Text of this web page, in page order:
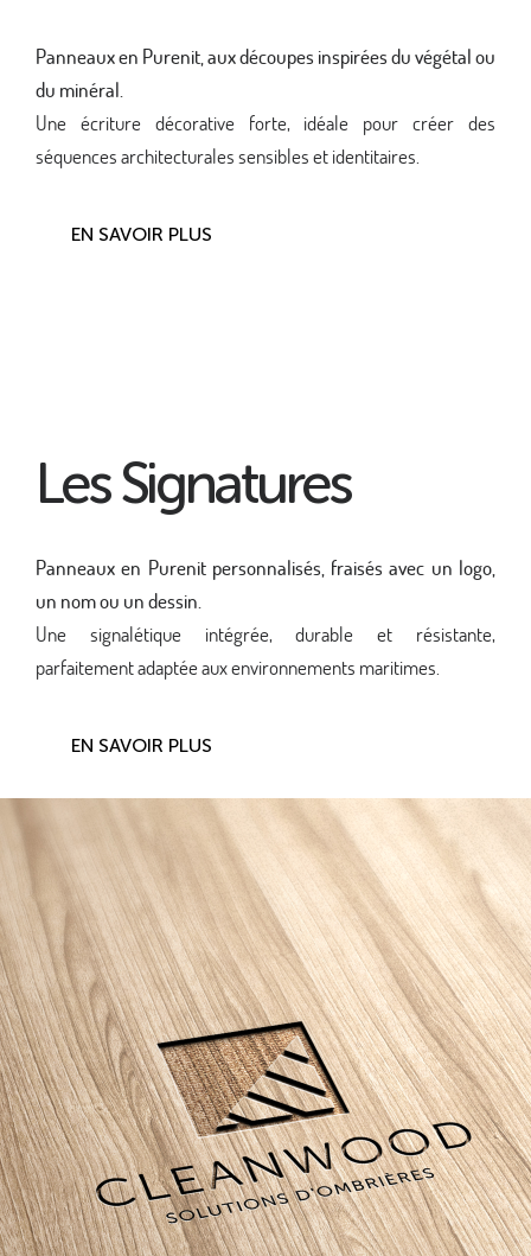
Panneaux en Purenit, aux découpes inspirées du végétal ou
du minéral.
Une écriture décorative forte, idéale pour créer des
séquences architecturales sensibles et identitaires.
EN SAVOIR PLUS
Les Signatures
Panneaux en Purenit personnalisés, fraisés avec un logo,
un nom ou un dessin.
Une signalétique intégrée, durable et résistante,
parfaitement adaptée aux environnements maritimes.
EN SAVOIR PLUS